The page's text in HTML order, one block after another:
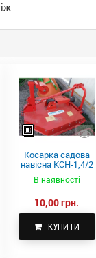
Косарка садова
навісна КСН-1,4/2
В наявності
10,00 грн.
КУПИТИ